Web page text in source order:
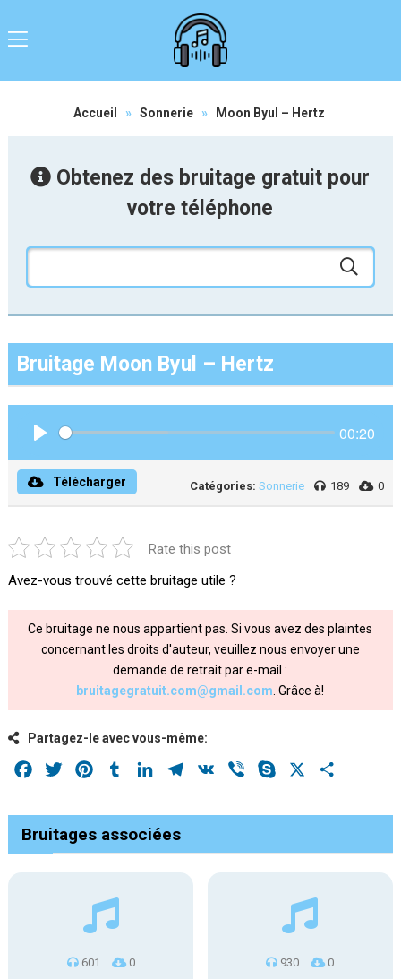
Accueil » Sonnerie » Moon Byul – Hertz
Obtenez des bruitage gratuit pour
votre téléphone
Bruitage Moon Byul – Hertz
00:20
Télécharger Catégories: Sonnerie 189 0
Rate this post
Avez-vous trouvé cette bruitage utile ?
Ce bruitage ne nous appartient pas. Si vous avez des plaintes
concernant les droits d'auteur, veuillez nous envoyer une
demande de retrait par e-mail :
bruitagegratuit.com@gmail.com . Grâce à!
Partagez-le avec vous-même:
Facebook
Twitter PinterestTumblrLinkedInTelegram
VK Viber Skype
Bruitages associées
601 0 930 0